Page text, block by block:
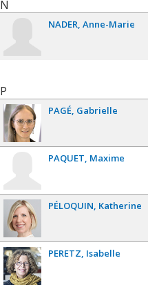
N
NADER Anne-Marie
P
PAGÉ Gabrielle
PAQUET Maxime
PÉLOQUIN Katherine
PERETZ Isabelle